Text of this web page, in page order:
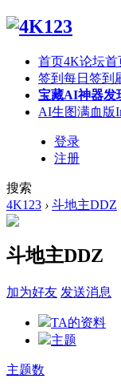
首页4K论坛首
签到 每日签到
宝藏AI神器发
AI生图满血版
登录
注册
搜索
4K123 › 斗地主DDZ
斗地主DDZ
加为好友 发送消息
TA的资料
主题
主题数